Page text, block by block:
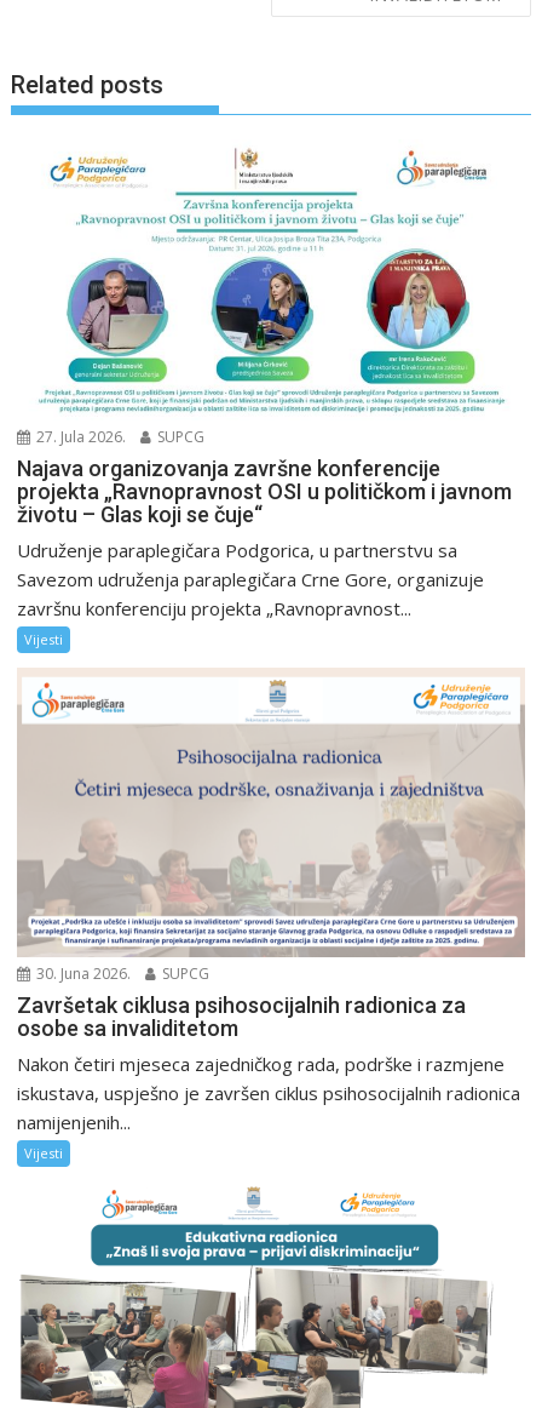
Related posts
27. Jula 2026. SUPCG
Najava organizovanja završne konferencije
projekta „Ravnopravnost OSI u političkom i javnom
životu – Glas koji se čuje“
Udruženje paraplegičara Podgorica, u partnerstvu sa
Savezom udruženja paraplegičara Crne Gore, organizuje
završnu konferenciju projekta „Ravnopravnost...
Vijesti
30. Juna 2026. SUPCG
Završetak ciklusa psihosocijalnih radionica za
osobe sa invaliditetom
Nakon četiri mjeseca zajedničkog rada, podrške i razmjene
iskustava, uspješno je završen ciklus psihosocijalnih radionica
namijenjenih...
Vijesti